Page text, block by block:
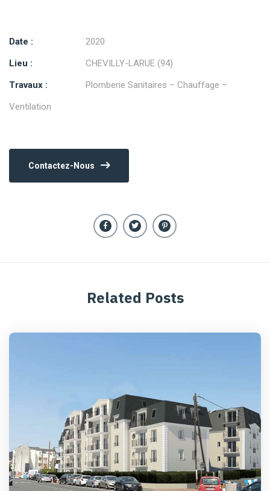
Date :
2020
Lieu :
CHEVILLY-LARUE (94)
Travaux :
Plomberie Sanitaires – Chauffage –
Ventilation
Contactez-Nous
Related Posts